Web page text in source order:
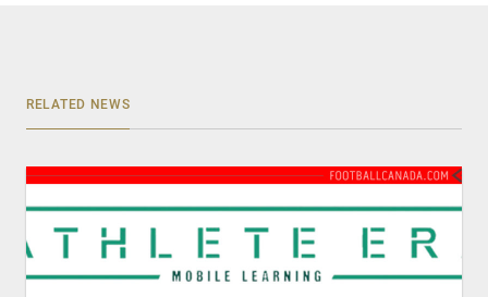
RELATED NEWS